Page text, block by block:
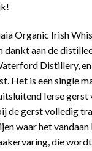
Organic Irish
dankt aan de
Distillery,
Het is een single
Ierse gerst
de gerst volledig
waar het
die